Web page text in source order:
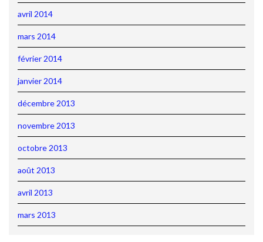
avril 2014
mars 2014
février 2014
janvier 2014
décembre 2013
novembre 2013
octobre 2013
août 2013
avril 2013
mars 2013